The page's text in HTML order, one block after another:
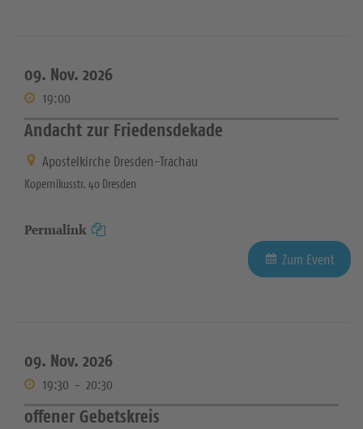
09. Nov. 2026
19:00
Andacht zur Friedensdekade
Apostelkirche Dresden-Trachau
Kopernikusstr. 40 Dresden
Permalink
Zum Event
09. Nov. 2026
19:30 - 20:30
offener Gebetskreis